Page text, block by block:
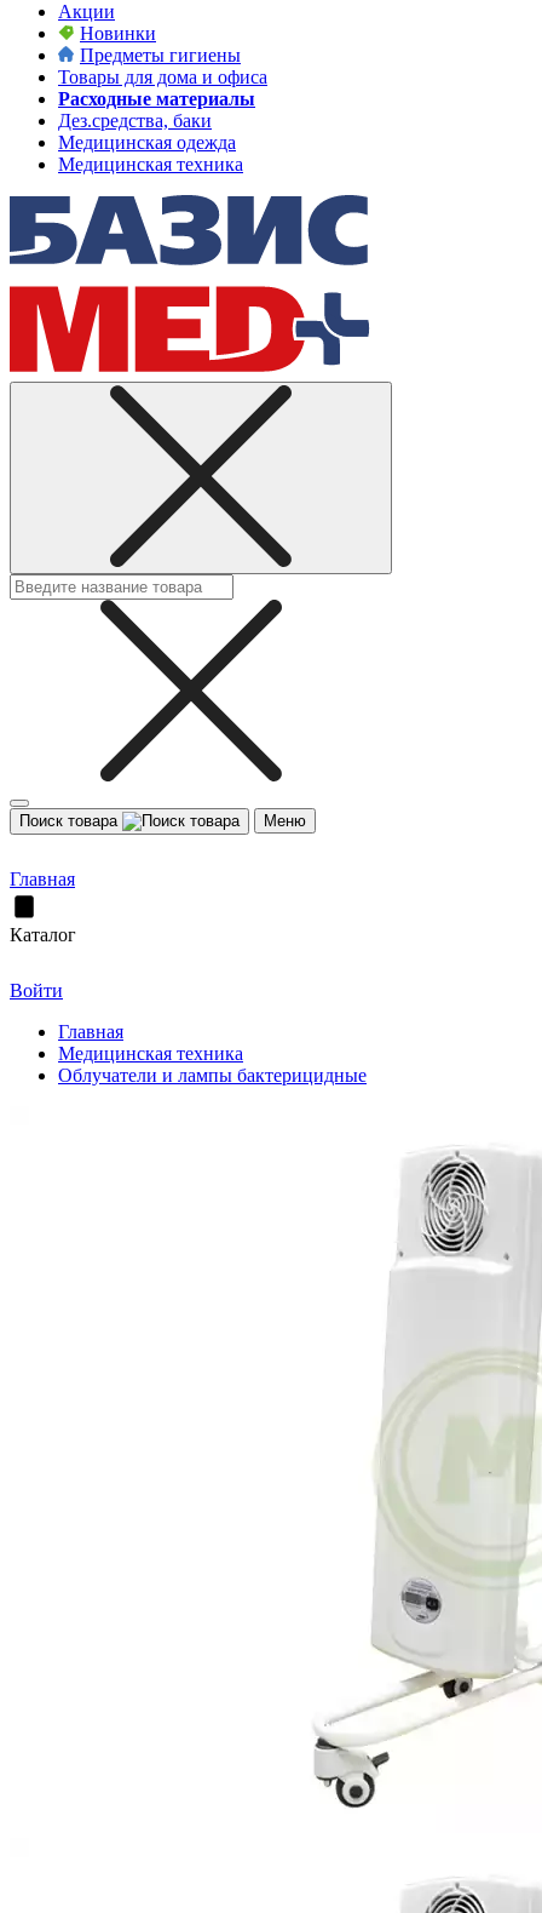
Акции
Новинки
Предметы гигиены
Товары для дома и офиса
Расходные материалы
Дез.средства, баки
Медицинская одежда
Медицинская техника
Поиск товара Меню
Главная
Каталог
Войти
Главная
Медицинская техника
Облучатели и лампы бактерицидные